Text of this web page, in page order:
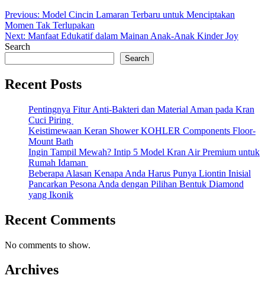
Post
navigation
Previous: Model Cincin Lamaran Terbaru untuk Menciptakan
Momen Tak Terlupakan
Next: Manfaat Edukatif dalam Mainan Anak-Anak Kinder Joy
Search
Search
Recent Posts
Pentingnya Fitur Anti-Bakteri dan Material Aman pada Kran
Cuci Piring
Keistimewaan Keran Shower KOHLER Components Floor-
Mount Bath
Ingin Tampil Mewah? Intip 5 Model Kran Air Premium untuk
Rumah Idaman
Beberapa Alasan Kenapa Anda Harus Punya Liontin Inisial
Pancarkan Pesona Anda dengan Pilihan Bentuk Diamond
yang Ikonik
Recent Comments
No comments to show.
Archives